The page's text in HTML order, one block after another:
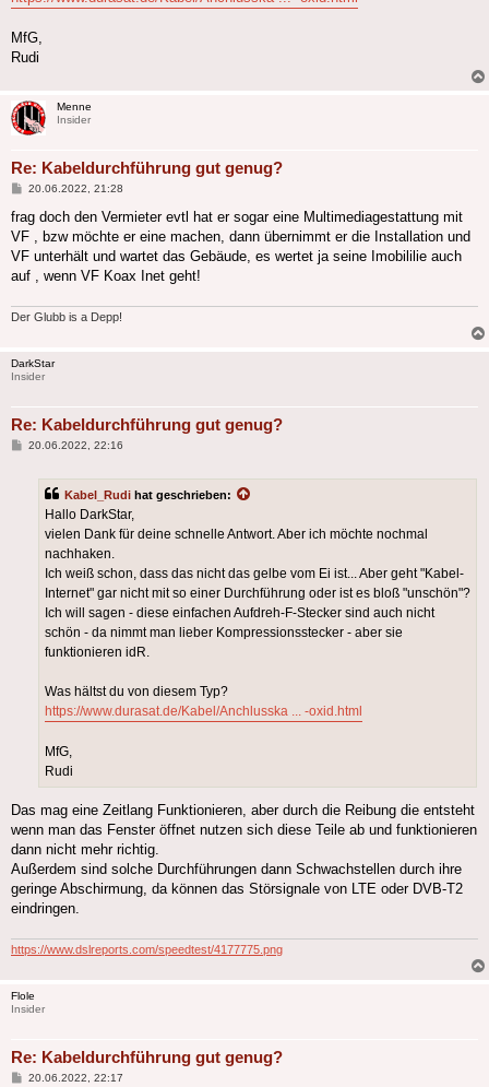
MfG,
Rudi
Menne
Insider
Re: Kabeldurchführung gut genug?
Beitrag
20.06.2022, 21:28
frag doch den Vermieter evtl hat er sogar eine Multimediagestattung mit
VF , bzw möchte er eine machen, dann übernimmt er die Installation und
VF unterhält und wartet das Gebäude, es wertet ja seine Imobililie auch
auf , wenn VF Koax Inet geht!
Der Glubb is a Depp!
DarkStar
Insider
Re: Kabeldurchführung gut genug?
Beitrag
20.06.2022, 22:16
Kabel_Rudi hat geschrieben:
Hallo DarkStar,
vielen Dank für deine schnelle Antwort. Aber ich möchte nochmal
nachhaken.
Ich weiß schon, dass das nicht das gelbe vom Ei ist... Aber geht "Kabel-
Internet" gar nicht mit so einer Durchführung oder ist es bloß "unschön"?
Ich will sagen - diese einfachen Aufdreh-F-Stecker sind auch nicht
schön - da nimmt man lieber Kompressionsstecker - aber sie
funktionieren idR.
Was hältst du von diesem Typ?
https://www.durasat.de/Kabel/Anchlusska ... -oxid.html
MfG,
Rudi
Das mag eine Zeitlang Funktionieren, aber durch die Reibung die entsteht
wenn man das Fenster öffnet nutzen sich diese Teile ab und funktionieren
dann nicht mehr richtig.
Außerdem sind solche Durchführungen dann Schwachstellen durch ihre
geringe Abschirmung, da können das Störsignale von LTE oder DVB-T2
eindringen.
https://www.dslreports.com/speedtest/4177775.png
Flole
Insider
Re: Kabeldurchführung gut genug?
Beitrag
20.06.2022, 22:17